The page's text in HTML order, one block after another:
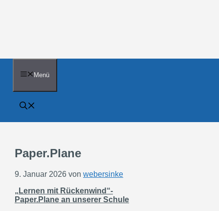
Menü
Paper.Plane
9. Januar 2026 von webersinke
„Lernen mit Rückenwind“-
Paper.Plane an unserer Schule